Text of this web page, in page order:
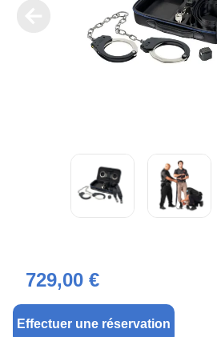
729,00 €
Effectuer une réservation